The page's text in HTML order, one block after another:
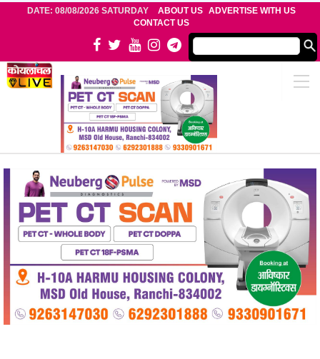
DATE: 08/08/2026 SATURDAY ABOUT US ADVERTISE WITH US
CONTACT US